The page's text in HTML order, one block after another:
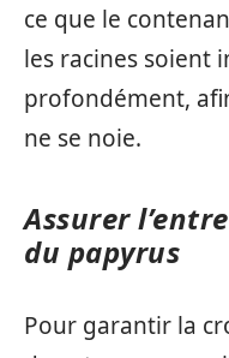
ce que le
les racines soient
profondément,
ne se noie.
Assurer
du papyrus
Pour garantir la